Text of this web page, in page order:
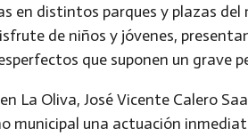
en distintos parques y plazas
de niños y jóvenes,
que suponen un grave
La Oliva, José Vicente Calero
municipal una actuación